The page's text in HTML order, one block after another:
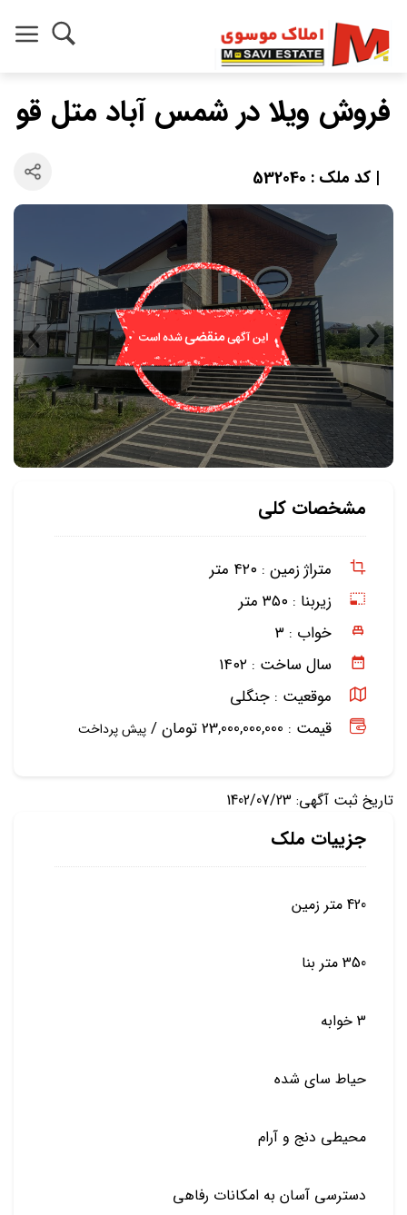
فروش ویلا در شمس آباد متل قو
| کد ملک : 532040
مشخصات کلی
متراژ زمین : ۴۲۰ متر
زیربنا : ۳۵۰ متر
خواب : ۳
سال ساخت : ۱۴۰۲
موقعیت : جنگلی
قیمت : 23,000,000,000 تومان /
پیش پرداخت
تاریخ ثبت آگهی: 1402/07/23
جزییات ملک
420 متر زمین
350 متر بنا
3 خوابه
حیاط سای شده
محیطی دنج و آرام
دسترسی آسان به امکانات رفاهی